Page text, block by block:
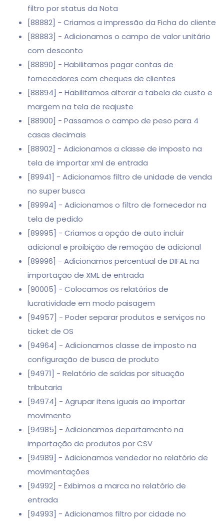
filtro por status da Nota
[88882] - Criamos a impressão da Ficha do cliente
[88883] - Adicionamos o campo de valor unitário
com desconto
[88890] - Habilitamos pagar contas de
fornecedores com cheques de clientes
[88894] - Habilitamos alterar a tabela de custo e
margem na tela de reajuste
[88900] - Passamos o campo de peso para 4
casas decimais
[88902] - Adicionamos a classe de imposto na
tela de importar xml de entrada
[89941] - Adicionamos filtro de unidade de venda
no super busca
[89994] - Adicionamos o filtro de fornecedor na
tela de pedido
[89995] - Criamos a opção de auto incluir
adicional e proibição de remoção de adicional
[89996] - Adicionamos percentual de DIFAL na
importação de XML de entrada
[90005] - Colocamos os relatórios de
lucratividade em modo paisagem
[94957] - Poder separar produtos e serviços no
ticket de OS
[94964] - Adicionamos classe de imposto na
configuração de busca de produto
[94971] - Relatório de saídas por situação
tributaria
[94974] - Agrupar itens iguais ao importar
movimento
[94985] - Adicionamos departamento na
importação de produtos por CSV
[94989] - Adicionamos vendedor no relatório de
movimentações
[94992] - Exibimos a marca no relatório de
entrada
[94993] - Adicionamos filtro por cidade no